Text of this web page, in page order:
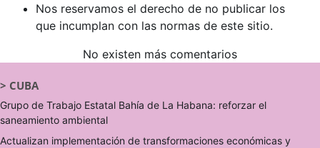
Nos reservamos el derecho de no publicar los
que incumplan con las normas de este sitio.
No existen más comentarios
> CUBA
Grupo de Trabajo Estatal Bahía de La Habana: reforzar el
saneamiento ambiental
Actualizan implementación de transformaciones económicas y